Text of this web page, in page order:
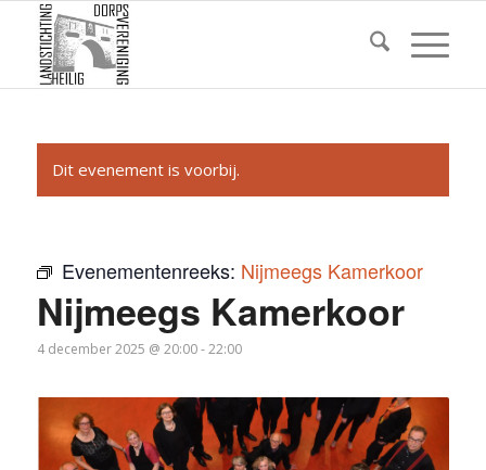
Dit evenement is voorbij.
Evenementenreeks: Nijmeegs Kamerkoor
Nijmeegs Kamerkoor
4 december 2025 @ 20:00-22:00